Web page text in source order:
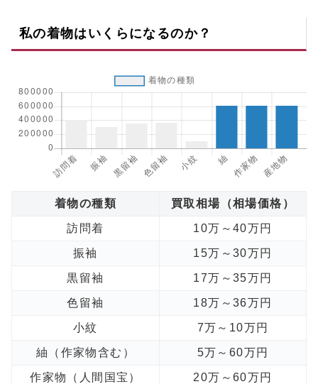
私の着物はいくらになるのか？
着物の種類 買取相場（相場価格）
訪問着 10万～40万円
振袖 15万～30万円
黒留袖 17万～35万円
色留袖 18万～36万円
小紋 7万～10万円
紬（作家物含む） 5万～60万円
作家物（人間国宝） 20万～60万円